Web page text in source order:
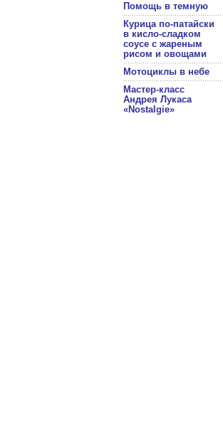
Помощь в темную
Курица по-патайски
в кисло-сладком
соусе с жареным
рисом и овощами
Мотоциклы в небе
Мастер-класс
Андрея Лукаса
«Nostalgie»